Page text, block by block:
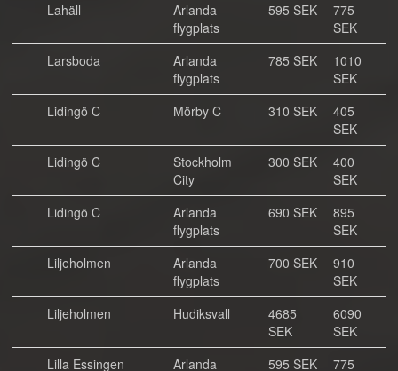
Lahäll
Arlanda
flygplats
595 SEK
775
SEK
Larsboda
Arlanda
flygplats
785 SEK
1010
SEK
Lidingö C
Mörby C 310 SEK
405
SEK
Lidingö C
Stockholm
City
300 SEK
400
SEK
Lidingö C
Arlanda
flygplats
690 SEK
895
SEK
Liljeholmen
Arlanda
flygplats
700 SEK
910
SEK
Liljeholmen
Hudiksvall
4685
SEK
6090
SEK
Lilla Essingen
Arlanda
595 SEK
775